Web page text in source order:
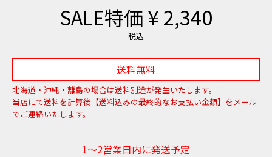
SALE特価¥2,340
税込
送料無料
北海道・沖縄・離島の場合は送料別途が発生いたします。
当店にて送料を計算後【送料込みの最終的なお支払い金額】をメール
でご連絡いたします。
1～2営業日内に発送予定